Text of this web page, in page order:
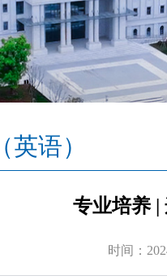
语）
专业培养 |
时间：